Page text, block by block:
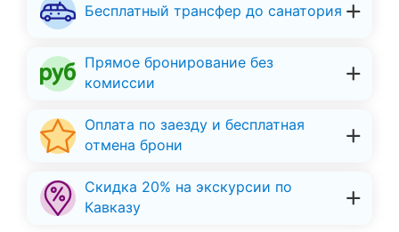
Бесплатный трансфер до санатория
Прямое бронирование без
комиссии
Оплата по заезду и бесплатная
отмена брони
Скидка 20% на экскурсии по
Кавказу